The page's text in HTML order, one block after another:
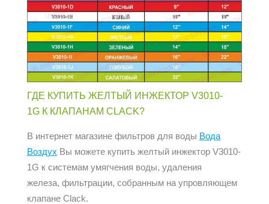
ГДЕ КУПИТЬ ЖЕЛТЫЙ ИНЖЕКТОР V3010-
1G К КЛАПАНАМ CLACK?
В интернет магазине фильтров для воды Вода
Воздух Вы можете купить желтый инжектор V3010-
1G к системам умягчения воды, удаления
железа, фильтрации, собранным на упровляющем
клапане Clack.